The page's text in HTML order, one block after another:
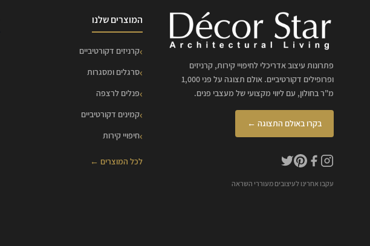
פתרונות עיצוב אדריכלי לחיפויי קירות, קרניזים
ופרופילים דקורטיביים. אולם תצוגה על פני 1,000
מ"ר בחולון, עם ליווי מקצועי של מעצבי פנים.
בקרו באולם התצוגה ←
עקבו אחרינו לעיצובים מעוררי השראה
המוצרים שלנו
קרניזים דקורטיביים
סרגלים ומסגרות
פנלים לרצפה
קמינים דקורטיביים
חיפויי קירות
לכל המוצרים ←